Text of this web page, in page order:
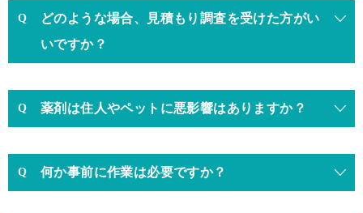
どのような場合、見積もり調査を受けた方がい
いですか？
薬剤は住人やペットに悪影響はありますか？
何か事前に作業は必要ですか？